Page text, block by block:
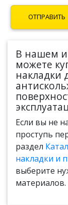
В нашем
можете
накладки
Если вы не
проступь
раздел
накладки и
выберите
материалов.